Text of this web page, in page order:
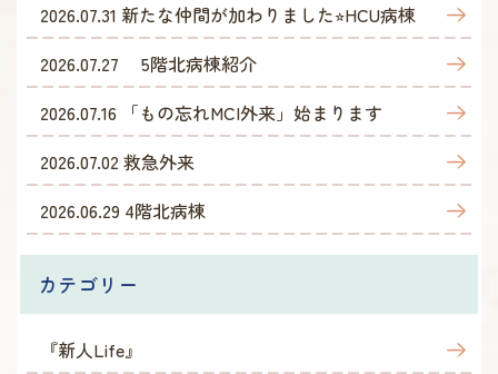
2026.07.31 新たな仲間が加わりました⭐︎HCU病棟
2026.07.27
5階北病棟紹介
2026.07.16
「もの忘れMCI外来」始まります
2026.07.02 救急外来
2026.06.29 4階北病棟
カテゴリー
『新人Life』